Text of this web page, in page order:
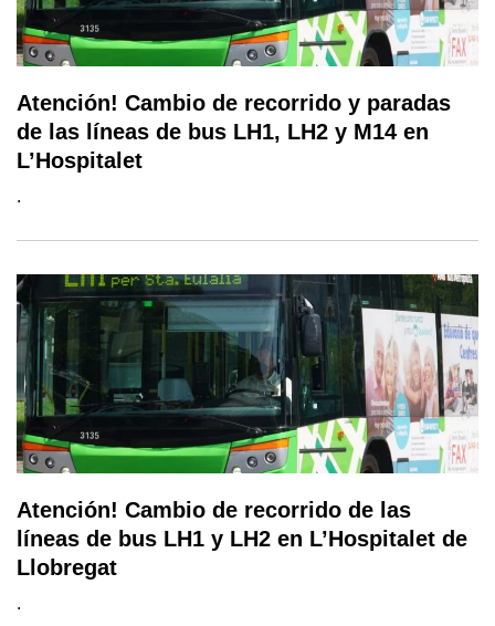
Atención! Cambio de recorrido y paradas
de las líneas de bus LH1, LH2 y M14 en
L’Hospitalet
.
Atención! Cambio de recorrido de las
líneas de bus LH1 y LH2 en L’Hospitalet de
Llobregat
.